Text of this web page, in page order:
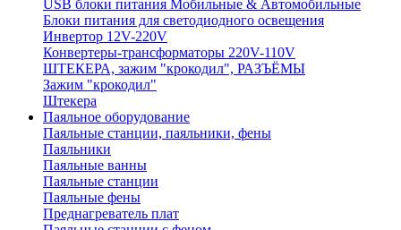
USB блоки питания Мобильные & Автомобильные
Блоки питания для светодиодного освещения
Инвертор 12V-220V
Конвертеры-трансформаторы 220V-110V
ШТЕКЕРА, зажим "крокодил", РАЗЪЁМЫ
Зажим "крокодил"
Штекера
Паяльное оборудование
Паяльные станции, паяльники, фены
Паяльники
Паяльные ванны
Паяльные станции
Паяльные фены
Преднагреватель плат